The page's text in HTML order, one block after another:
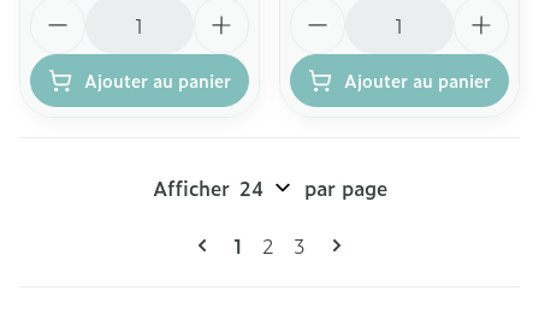
Ajouter au panier Ajouter au panier
Pages
Vous lisez actuellement la page
1 Page
2 Page
3
Afficher par page